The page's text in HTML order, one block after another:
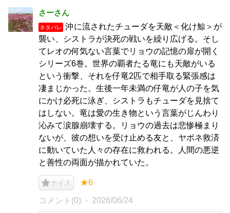
さーさん
ネタバレ
沖に流されたチューダを天敵＜化け鯨＞が
襲い、シストラが決死の戦いを繰り広げる。そし
てレオの何気ない言葉でリョウの記憶の扉が開く
シリーズ6巻。世界の覇者たる竜にも天敵がいる
という衝撃、それを仔竜2匹で相手取る緊張感は
凄まじかった。生後一年未満の仔竜が人の子を気
にかけ必死に泳ぎ、シストラもチューダを見捨て
はしない。竜は愛の生き物という言葉がじんわり
沁みて涙腺崩壊する。リョウの過去は悲惨極まり
ないが、彼の想いを受け止める友と、ヤポネ救済
に動いていた人々の存在に救われる。人間の悪逆
と善性の両面が描かれていた。
ナイス ★6
コメント(0) 2026/06/24